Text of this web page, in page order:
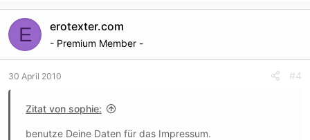
E erotexter.com
- Premium Member -
30 April 2010 #4
Zitat von sophie:
benutze Deine Daten für das Impressum.